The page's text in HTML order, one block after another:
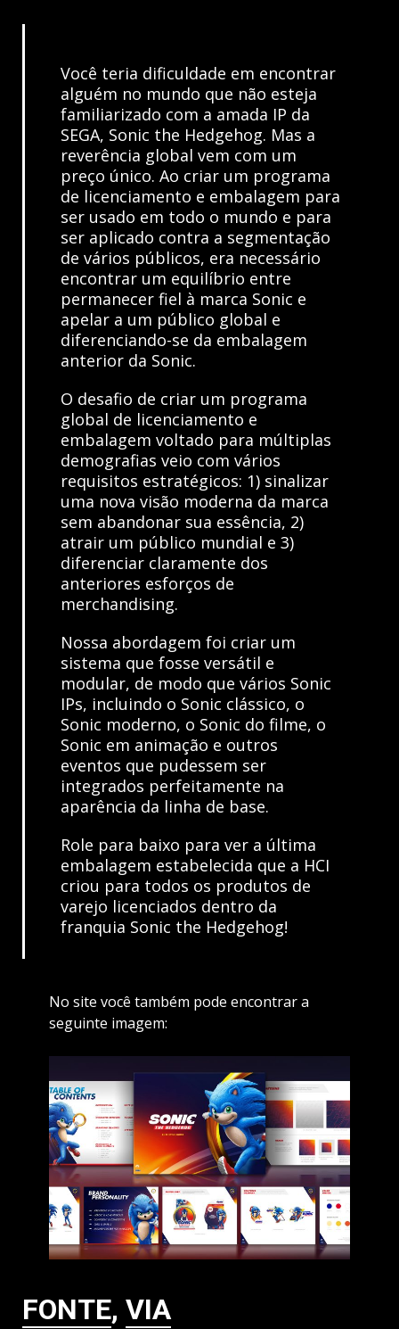
Você teria dificuldade em encontrar
alguém no mundo que não esteja
familiarizado com a amada IP da
SEGA, Sonic the Hedgehog. Mas a
reverência global vem com um
preço único. Ao criar um programa
de licenciamento e embalagem para
ser usado em todo o mundo e para
ser aplicado contra a segmentação
de vários públicos, era necessário
encontrar um equilíbrio entre
permanecer fiel à marca Sonic e
apelar a um público global e
diferenciando-se da embalagem
anterior da Sonic.
O desafio de criar um programa
global de licenciamento e
embalagem voltado para múltiplas
demografias veio com vários
requisitos estratégicos: 1) sinalizar
uma nova visão moderna da marca
sem abandonar sua essência, 2)
atrair um público mundial e 3)
diferenciar claramente dos
anteriores esforços de
merchandising.
Nossa abordagem foi criar um
sistema que fosse versátil e
modular, de modo que vários Sonic
IPs, incluindo o Sonic clássico, o
Sonic moderno, o Sonic do filme, o
Sonic em animação e outros
eventos que pudessem ser
integrados perfeitamente na
aparência da linha de base.
Role para baixo para ver a última
embalagem estabelecida que a HCI
criou para todos os produtos de
varejo licenciados dentro da
franquia Sonic the Hedgehog!
No site você também pode encontrar a
seguinte imagem:
FONTE, VIA